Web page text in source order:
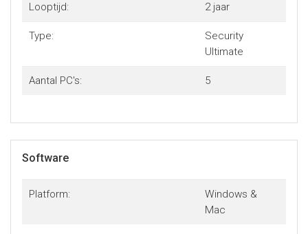
Looptijd: 2 jaar
Type:
Security
Ultimate
Aantal PC's: 5
Software
Platform:
Windows &
Mac